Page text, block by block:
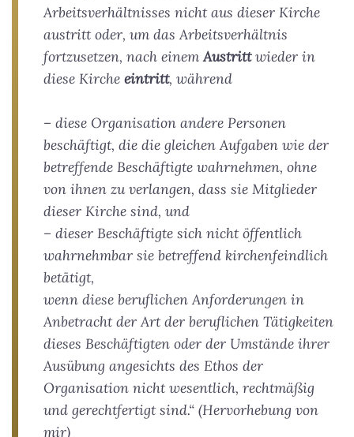
Arbeitsverhältnisses nicht aus dieser Kirche
austritt oder, um das Arbeitsverhältnis
fortzusetzen, nach einemAustrittwieder in
diese Kirche eintritt, während
– diese Organisation andere Personen
beschäftigt, die die gleichen Aufgaben wie der
betreffende Beschäftigte wahrnehmen, ohne
von ihnen zu verlangen, dass sie Mitglieder
dieser Kirche sind, und
– dieser Beschäftigte sich nicht öffentlich
wahrnehmbar sie betreffend kirchenfeindlich
betätigt,
wenn diese beruflichen Anforderungen in
Anbetracht der Art der beruflichen Tätigkeiten
dieses Beschäftigten oder der Umstände ihrer
Ausübung angesichts des Ethos der
Organisation nicht wesentlich, rechtmäßig
und gerechtfertigt sind.“ (Hervorhebung von
mir)